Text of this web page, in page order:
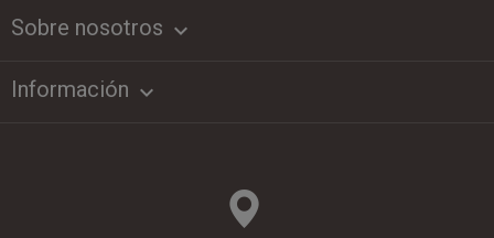
Sobre nosotros keyboard_arrow_down
Información 